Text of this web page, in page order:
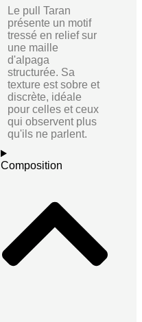
Le pull Taran
présente un motif
tressé en relief sur
une maille
d'alpaga
structurée. Sa
texture est sobre et
discrète, idéale
pour celles et ceux
qui observent plus
qu'ils ne parlent.
Composition